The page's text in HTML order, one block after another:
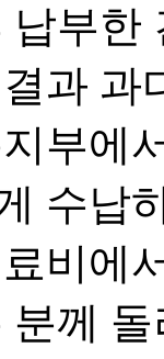
납부
과 과
부에
수납
비에
께